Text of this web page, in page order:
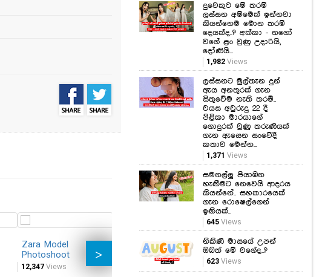
Zara Model
Photoshoot
12,347 Views
Shani Drmz
Photoshoot
Views
දුවෙකුට මේ තරම්
ලස්සන අම්මෙක් ඉන්නවා
කියන්නෙම මොන තරම්
දෙයක්ද..? අක්කා - නගෝ
වගේ ළං වුණු උදාරියි,
දෝණියි...
1,982 Views
ලස්සනට මුල්තැන දුන්
ඇය අනතුරක් ගැන
සිතුවේම නැති තරම්..
වයස අවුරුදු 22 දී
පිළිකා මාරයාගේ
ගොදුරක් වුණු තරුණියක්
ගැන ඇසෙන සංවේදී
කතාව මෙන්න...
1,371 Views
සමනල්ලු පියාඹන
හැඟීමට නෙවෙයි ආදරය
කියන්නේ.. සහකාරයෙක්
ගැන රොෂෙල්ගෙන්
ඉඟියක්..
645 Views
නිකිණි මාසයේ උපන්
ඔබත් මේ වගේද..?
623 Views